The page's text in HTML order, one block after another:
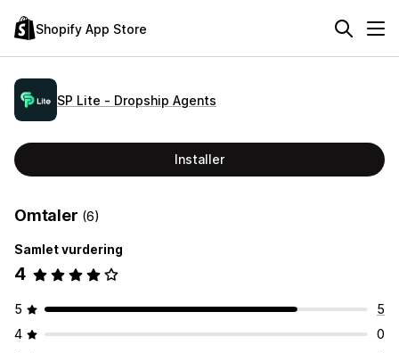
Shopify App Store
SP Lite ‑ Dropship Agents
Installer
Omtaler (6)
Samlet vurdering
4
5
5
4
0